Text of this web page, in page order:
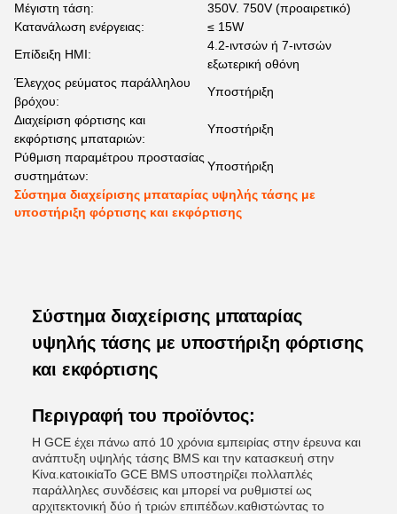
Μέγιστη τάση:
350V. 750V (προαιρετικό)
Κατανάλωση ενέργειας:
≤ 15W
Επίδειξη HMI:
4.2-ιντσών ή 7-ιντσών
εξωτερική οθόνη
Έλεγχος ρεύματος παράλληλου
βρόχου:
Υποστήριξη
Διαχείριση φόρτισης και
εκφόρτισης μπαταριών:
Υποστήριξη
Ρύθμιση παραμέτρου προστασίας
συστημάτων:
Υποστήριξη
Σύστημα διαχείρισης μπαταρίας υψηλής τάσης με
υποστήριξη φόρτισης και εκφόρτισης
Σύστημα διαχείρισης μπαταρίας
υψηλής τάσης με υποστήριξη φόρτισης
και εκφόρτισης
Περιγραφή του προϊόντος:
Η GCE έχει πάνω από 10 χρόνια εμπειρίας στην έρευνα και
ανάπτυξη υψηλής τάσης BMS και την κατασκευή στην
Κίνα.κατοικίαΤο GCE BMS υποστηρίζει πολλαπλές
παράλληλες συνδέσεις και μπορεί να ρυθμιστεί ως
αρχιτεκτονική δύο ή τριών επιπέδων.καθιστώντας το